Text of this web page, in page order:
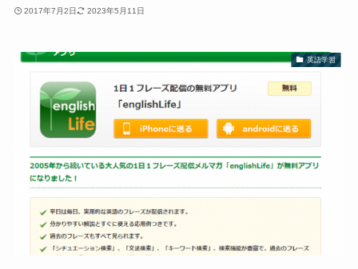
2017年7月2日 2023年5月11日
英語学習